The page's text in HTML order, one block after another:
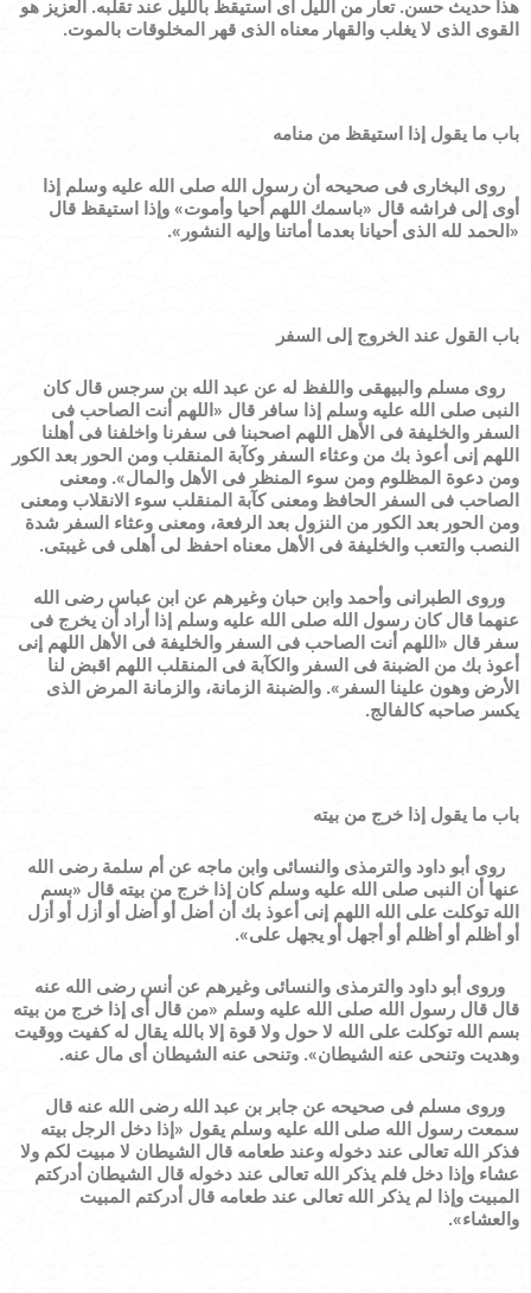
هذا حديث حسن.تعار من الليل أى استيقظ بالليل عند تقلبه. العزيز هو
القوى الذى لا يغلب والقهار معناه الذى قهر المخلوقات بالموت.
باب ما يقول إذا استيقظ من منامه
روى البخارى فى صحيحه أن رسول الله صلى الله عليه وسلم إذا
أوى إلى فراشه قال «باسمك اللهم أحيا وأموت» وإذا استيقظ قال
« الحمد لله الذى أحيانا بعدما أماتنا وإليه النشور »
.
باب القول عند الخروج إلى السفر
روى مسلم والبيهقى واللفظ له عن عبد الله بن سرجس قال كان
النبى صلى الله عليه وسلم إذا سافر قال « اللهم أنت الصاحب فى
السفر والخليفة فى الأهل اللهم اصحبنا فى سفرنا واخلفنا فى أهلنا
اللهم إنى أعوذ بك من وعثاء السفر وكآبة المنقلب ومن الحور بعد الكور
ومن دعوة المظلوم ومن سوء المنظر فى الأهل والمال»
. ومعنى
الصاحب فى السفر الحافظ ومعنى كآبة المنقلب سوء الانقلاب ومعنى
ومن الحور بعد الكور من النزول بعد الرفعة، ومعنى وعثاء السفر شدة
النصب والتعب والخليفة فى الأهل معناه احفظ لى أهلى فى غيبتى.
وروى الطبرانى وأحمد وابن حبان وغيرهم عن ابن عباس رضى الله
عنهما قال كان رسول الله صلى الله عليه وسلم إذا أراد أن يخرج فى
سفر قال « اللهم أنت الصاحب فى السفر والخليفة فى الأهل اللهم إنى
أعوذ بك من الضبنة فى السفر والكآبة فى المنقلب اللهم اقبض لنا
الأرض وهون علينا السفر »
. والضبنة الزمانة، والزمانة المرض الذى
يكسر صاحبه كالفالج.
باب ما يقول إذا خرج من بيته
روى أبو داود والترمذى والنسائى وابن ماجه عن أم سلمة رضى الله
عنها أن النبى صلى الله عليه وسلم كان إذا خرج من بيته قال «بسم
الله توكلت على الله اللهم إنى أعوذ بك أن أضل أو أضل أو أزل أو أزل
أو أظلم أو أظلم أو أجهل أو يجهل على»
.
وروى أبو داود والترمذى والنسائى وغيرهم عن أنس رضى الله عنه
قال قال رسول الله صلى الله عليه وسلم «من قال أى إذا خرج من بيته
بسم الله توكلت على الله لا حول ولا قوة إلا بالله يقال له كفيت ووقيت
وهديت وتنحى عنه الشيطان»
. وتنحى عنه الشيطان أى مال عنه.
وروى مسلم فى صحيحه عن جابر بن عبد الله رضى الله عنه قال
سمعت رسول الله صلى الله عليه وسلم يقول «إذا دخل الرجل بيته
فذكر الله تعالى عند دخوله وعند طعامه قال الشيطان لا مبيت لكم ولا
عشاء وإذا دخل فلم يذكر الله تعالى عند دخوله قال الشيطان أدركتم
المبيت وإذا لم يذكر الله تعالى عند طعامه قال أدركتم المبيت
والعشاء»
.